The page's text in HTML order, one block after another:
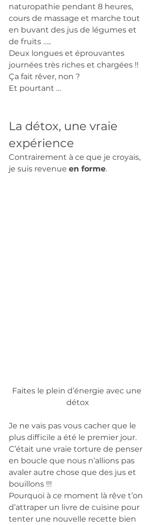
naturopathie pendant 8 heures,
cours de massage et marche tout
en buvant des jus de légumes et
de fruits …..
Deux longues et éprouvantes
journées très riches et chargées !!
Ça fait rêver, non ?
Et pourtant …
La détox, une vraie
expérience
Contrairement à ce que je croyais,
je suis revenue en forme.
Faites le plein d’énergie avec une
détox
Je ne vais pas vous cacher que le
plus difficile a été le premier jour.
C’était une vraie torture de penser
en boucle que nous n’allions pas
avaler autre chose que des jus et
bouillons !!!
Pourquoi à ce moment là rêve t’on
d’attraper un livre de cuisine pour
tenter une nouvelle recette bien